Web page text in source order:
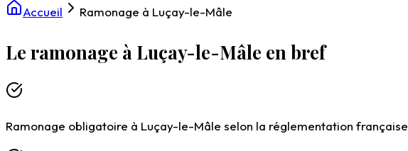
Chargement du formulaire…
Accueil Ramonage à Luçay-le-Mâle
Le ramonage à Luçay-le-Mâle en bref
Ramonage obligatoire à Luçay-le-Mâle selon la réglementation française